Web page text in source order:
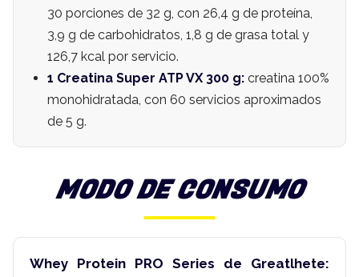
30 porciones de 32 g, con 26,4 g de proteína,
3,9 g de carbohidratos, 1,8 g de grasa total y
126,7 kcal por servicio.
1 Creatina Super ATP VX 300 g: creatina 100%
monohidratada, con 60 servicios aproximados
de 5 g.
MODO DE CONSUMO
Whey Protein PRO Series de Greatlhete: